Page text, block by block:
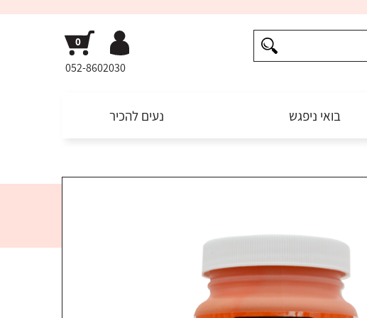
052-8602030
בואי ניפגש נעים להכיר